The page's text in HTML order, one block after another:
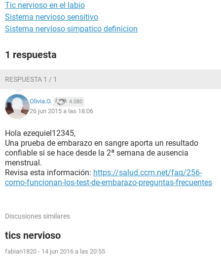
Tic nervioso en el labio
Sistema nervioso sensitivo
Sistema nervioso simpatico definicion
1 respuesta
RESPUESTA 1 / 1
Olivia.O. 4.080
26 jun 2015 a las 18:06
Hola ezequiel12345,
Una prueba de embarazo en sangre aporta un resultado
confiable si se hace desde la 2ª semana de ausencia
menstrual.
Revisa esta información: https://salud.ccm.net/faq/256-
como-funcionan-los-test-de-embarazo-preguntas-frecuentes
Discusiones similares
tics nervioso
fabian1820 - 14 jun 2016 a las 20:55